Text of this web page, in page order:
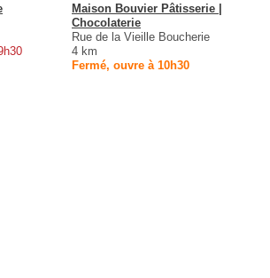
Maison Bouvier Pâtisserie |
Chocolaterie
Rue de la Vieille Boucherie
4 km
Fermé, ouvre à 10h30